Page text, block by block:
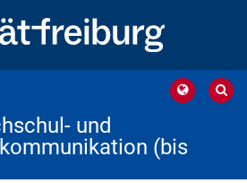
und
(bis